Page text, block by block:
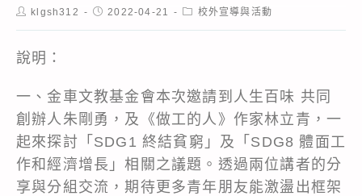
Postklgsh312
Post2022-04-21
Post校外宣導與活動
說明：
一、金車文教基金會本次邀請到人生百味 共同
創辦人朱剛勇，及《做工的人》作家林立青，一
起來探討「SDG1 終結貧窮」及「SDG8 體面工
作和經濟增長」相關之議題。透過兩位講者的分
享與分組交流，期待更多青年朋友能激盪出框架